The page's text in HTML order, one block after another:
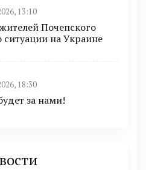
13:10
Почепского
ситуации на Украине
18:30
за нами!